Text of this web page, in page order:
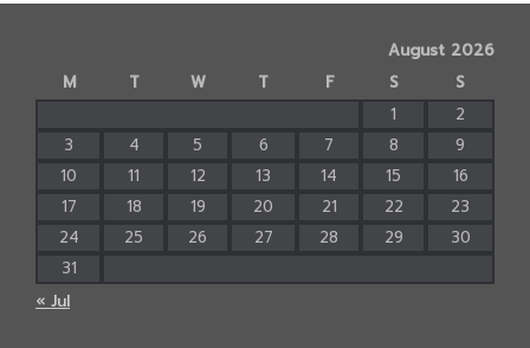
August 2026
M
T W T F S
S
1
2
3
4 5 6 7 8
9
10
11 12 13 14 15
16
17
18 19 20 21 22
23
24
25 26 27 28 29
30
31
« Jul